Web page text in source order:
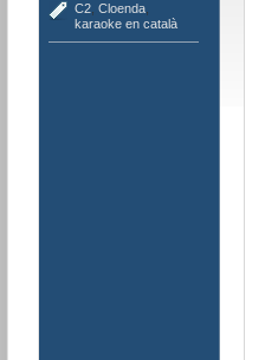
C2, Cloenda,
karaoke en català